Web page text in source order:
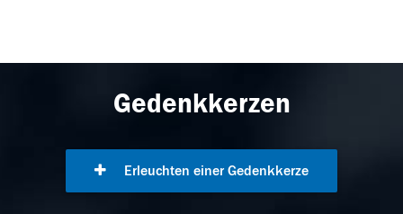
Gedenkkerzen
Erleuchten einer Gedenkkerze